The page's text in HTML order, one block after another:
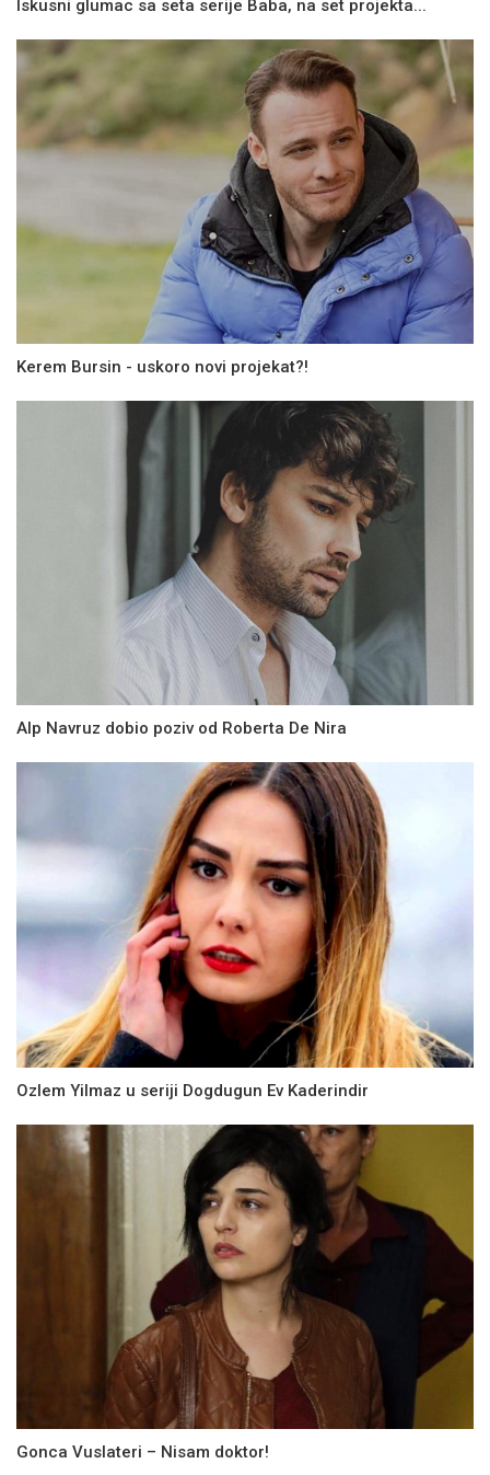
Iskusni glumac sa seta serije Baba, na set projekta...
Kerem Bursin - uskoro novi projekat?!
Alp Navruz dobio poziv od Roberta De Nira
Ozlem Yilmaz u seriji Dogdugun Ev Kaderindir
Gonca Vuslateri – Nisam doktor!